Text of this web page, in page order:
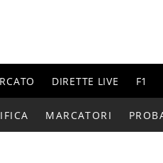
DIRETTE LIVE F1
MARCATORI